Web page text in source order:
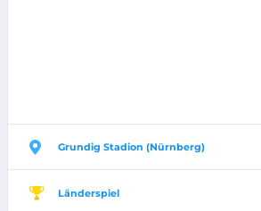
Grundig Stadion (Nürnberg)
Länderspiel